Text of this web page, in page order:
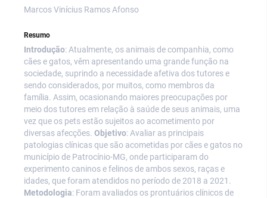
Marcos Vinícius Ramos Afonso
Resumo
Introdução: Atualmente, os animais de companhia, como
cães e gatos, vêm apresentando uma grande função na
sociedade, suprindo a necessidade afetiva dos tutores e
sendo considerados, por muitos, como membros da
família. Assim, ocasionando maiores preocupações por
meio dos tutores em relação à saúde de seus animais, uma
vez que os pets estão sujeitos ao acometimento por
diversas afecções. Objetivo: Avaliar as principais
patologias clínicas que são acometidas por cães e gatos no
município de Patrocínio-MG, onde participaram do
experimento caninos e felinos de ambos sexos, raças e
idades, que foram atendidos no período de 2018 a 2021.
Metodologia: Foram avaliados os prontuários clínicos de